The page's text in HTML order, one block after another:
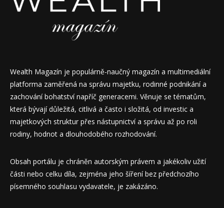
Wealth Magazín je populárně-naučný magazín a multimediální
platforma zaměřená na správu majetku, rodinné podnikání a
zachování bohatství napříč generacemi. Věnuje se tématům,
která bývají důležitá, citlivá a často i složitá, od investic a
majetkových struktur přes nástupnictví a správu až po roli
rodiny, hodnot a dlouhodobého rozhodování.
Obsah portálu je chráněn autorským právem a jakékoliv užití
části nebo celku díla, zejména jeho šíření bez předchozího
písemného souhlasu vydavatele, je zakázáno.